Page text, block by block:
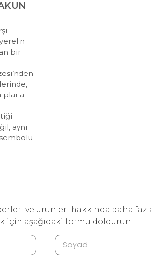
bir
plana
aynı
ve ürünleri hakkında daha
için aşağıdaki formu doldurun.